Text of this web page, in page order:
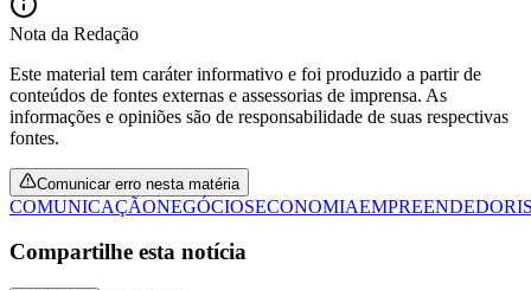
Palmeiras
Nota da Redação
Este material tem caráter informativo e foi produzido a partir de
conteúdos de fontes externas e assessorias de imprensa. As
informações e opiniões são de responsabilidade de suas respectivas
fontes.
Comunicar erro nesta matéria
COMUNICAÇÃONEGÓCIOSECONOMIA
Compartilhe esta notícia